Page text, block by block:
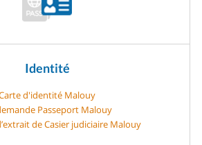
Identité
d'identité Malouy
Passeport Malouy
de Casier judiciaire Malouy